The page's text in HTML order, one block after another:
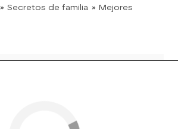
» Secretos de familia » Mejores